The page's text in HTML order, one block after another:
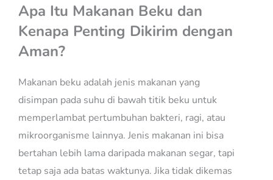
Apa Itu Makanan Beku dan
Kenapa Penting Dikirim dengan
Aman?
Makanan beku adalah jenis makanan yang
disimpan pada suhu di bawah titik beku untuk
memperlambat pertumbuhan bakteri, ragi, atau
mikroorganisme lainnya. Jenis makanan ini bisa
bertahan lebih lama daripada makanan segar, tapi
tetap saja ada batas waktunya. Jika tidak dikemas